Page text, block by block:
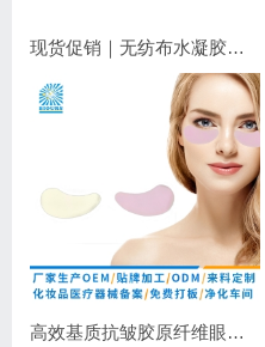
现货促销｜无纺布水凝胶睫毛眼贴 嫁接睫毛专用 补水保湿不干扰操作
高效基质抗皱胶原纤维眼膜｜抗皱紧致保湿